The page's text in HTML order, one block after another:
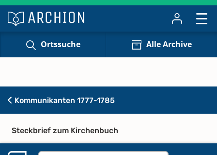
Ortssuche Alle Archive
Kommunikanten 1777-1785
Steckbrief zum Kirchenbuch